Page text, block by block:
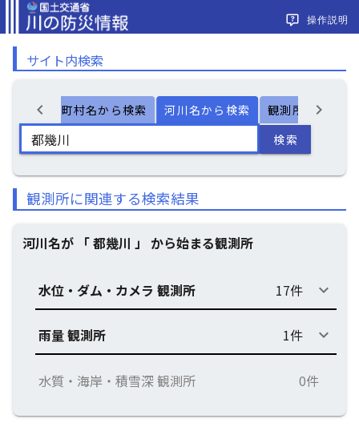
操作説明
サイト内検索
chevron_left 市町村名から検索 河川名から検索 観測所名から検
chevron_right
検索
観測所に関連する検索結果
河川名が 「 都幾川 」 から始まる観測所
水位・ダム・カメラ 観測所 17件 keyboard_arrow_down
雨量 観測所 1件 keyboard_arrow_down
水質・海岸・積雪深 観測所 0件